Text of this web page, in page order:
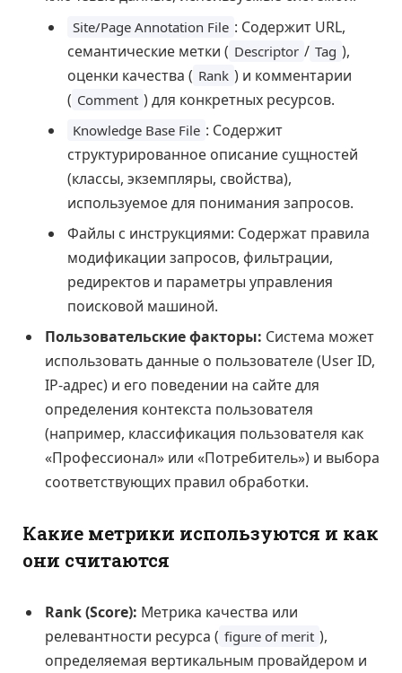
Site/Page Annotation File : Содержит URL,
семантические метки ( Descriptor / Tag ),
оценки качества ( Rank ) и комментарии
( Comment ) для конкретных ресурсов.
Knowledge Base File : Содержит
структурированное описание сущностей
(классы, экземпляры, свойства),
используемое для понимания запросов.
Файлы с инструкциями: Содержат правила
модификации запросов, фильтрации,
редиректов и параметры управления
поисковой машиной.
Пользовательские факторы: Система может
использовать данные о пользователе (User ID,
IP-адрес) и его поведении на сайте для
определения контекста пользователя
(например, классификация пользователя как
«Профессионал» или «Потребитель») и выбора
соответствующих правил обработки.
Какие метрики используются и как
они считаются
Rank (Score): Метрика качества или
релевантности ресурса ( figure of merit ),
определяемая вертикальным провайдером и